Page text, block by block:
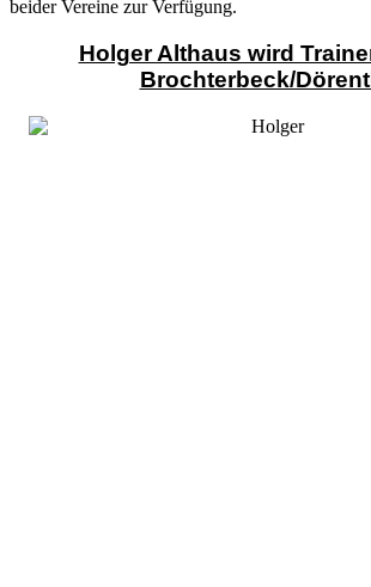
beider Vereine zur Verfügung.
Holger Althaus wird
Brochterbeck/